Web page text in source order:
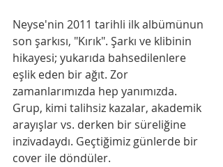
Neyse'nin 2011 tarihli ilk albümünun
son şarkısı, "Kırık". Şarkı ve klibinin
hikayesi; yukarıda bahsedilenlere
eşlik eden bir ağıt. Zor
zamanlarımızda hep yanımızda.
Grup, kimi talihsiz kazalar, akademik
arayışlar vs. derken bir süreliğine
inzivadaydı. Geçtiğimiz günlerde bir
cover ile döndüler.